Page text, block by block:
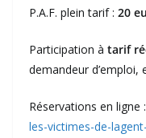
P.A.F. plein tarif : 20
Participation à tarif
demandeur
Réservations en ligne :
les-victimes-de-